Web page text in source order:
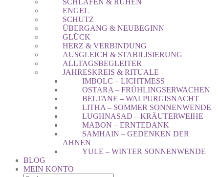
SCHLAFEN & RUHEN
ENGEL
SCHUTZ
ÜBERGANG & NEUBEGINN
GLÜCK
HERZ & VERBINDUNG
AUSGLEICH & STABILISIERUNG
ALLTAGSBEGLEITER
JAHRESKREIS & RITUALE
IMBOLC – LICHTMESS
OSTARA – FRÜHLINGSERWACHEN
BELTANE – WALPURGISNACHT
LITHA – SOMMER SONNENWENDE
LUGHNASAD – KRÄUTERWEIHE
MABON – ERNTEDANK
SAMHAIN – GEDENKEN DER
AHNEN
YULE – WINTER SONNENWENDE
BLOG
MEIN KONTO